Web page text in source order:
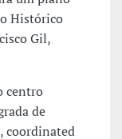
Histórico
Gil,
centro
de
coordinated